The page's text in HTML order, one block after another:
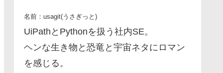
名前：usagit(うさぎっと)
UiPathとPythonを扱う社内SE。
ヘンな生き物と恐竜と宇宙ネタにロマン
を感じる。